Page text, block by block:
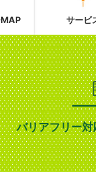
サービ
バリアフリー